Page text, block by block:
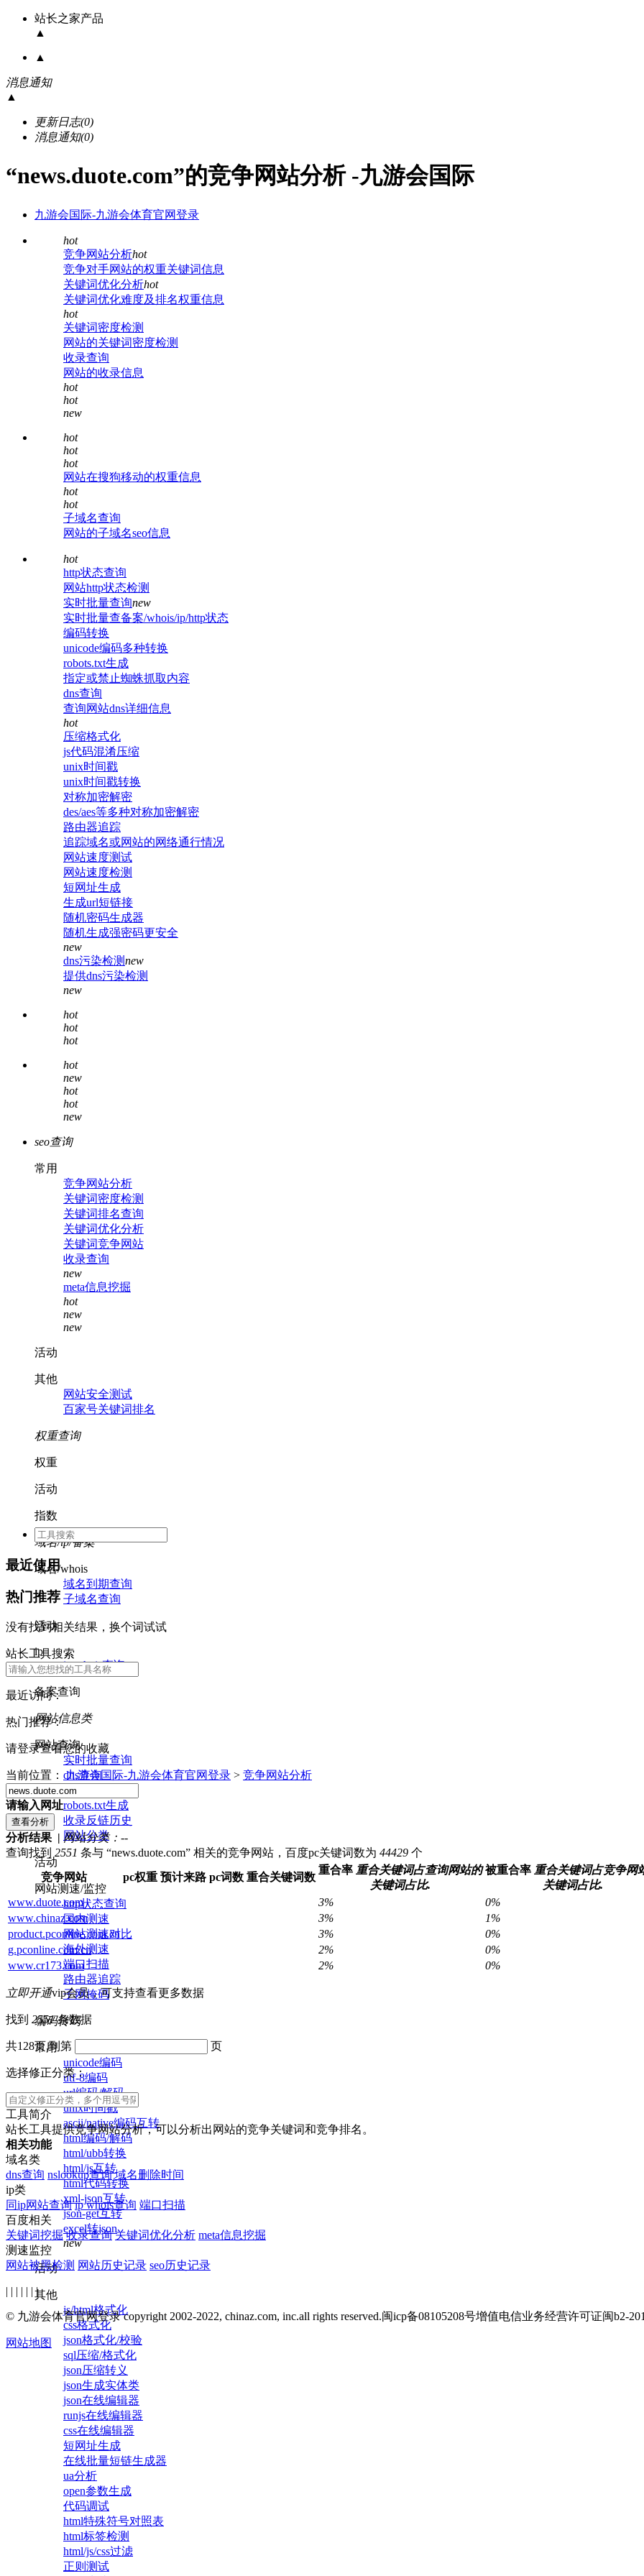
站长之家产品
▲
▲
消息通知
▲
更新日志(0)
消息通知(0)
“news.duote.com”的竞争网站分析 -九游会国际
九游会国际-九游会体育官网登录
hot
竞争网站分析hot
竞争对手网站的权重关键词信息
关键词优化分析hot
关键词优化难度及排名权重信息
hot
关键词密度检测
网站的关键词密度检测
收录查询
网站的收录信息
hot
hot
new
hot
hot
hot
网站在搜狗移动的权重信息
hot
hot
子域名查询
网站的子域名seo信息
hot
http状态查询
网站http状态检测
实时批量查询new
实时批量查备案/whois/ip/http状态
编码转换
unicode编码多种转换
robots.txt生成
指定或禁止蜘蛛抓取内容
dns查询
查询网站dns详细信息
hot
压缩格式化
js代码混淆压缩
unix时间戳
unix时间戳转换
对称加密解密
des/aes等多种对称加密解密
路由器追踪
追踪域名或网站的网络通行情况
网站速度测试
网站速度检测
短网址生成
生成url短链接
随机密码生成器
随机生成强密码更安全
new
dns污染检测new
提供dns污染检测
new
hot
hot
hot
hot
new
hot
hot
new
seo查询
常用
竞争网站分析
关键词密度检测
关键词排名查询
关键词优化分析
关键词竞争网站
收录查询
new
meta信息挖掘
hot
new
new
活动
其他
网站安全测试
百家号关键词排名
权重查询
权重
活动
指数
域名/ip/备案
域名/whois
域名到期查询
子域名查询
活动
ip
ip whois查询
备案查询
网站信息类
网站查询
实时批量查询
dns查询
nslookup查询
robots.txt生成
收录反链历史
网站分类
活动
网站测速/监控
http状态查询
国内测速
网站测速对比
海外测速
端口扫描
路由器追踪
子网掩码
编码转码
常用
unicode编码
utf-8编码
url编码/解码
unix时间戳
ascii/native编码互转
html编码/解码
html/ubb转换
html/js互转
html代码转换
xml-json互转
json-get互转
excel转json
new
活动
其他
js/html格式化
css格式化
json格式化/校验
sql压缩/格式化
json压缩转义
json生成实体类
json在线编辑器
runjs在线编辑器
css在线编辑器
短网址生成
在线批量短链生成器
ua分析
open参数生成
代码调试
html特殊符号对照表
html标签检测
html/js/css过滤
正则测试
最近使用
热门推荐
没有找到相关结果，换个词试试
站长工具搜索
最近访问：
热门推荐：
请登录查看您的收藏
当前位置：九游会国际-九游会体育官网登录 > 竞争网站分析
请输入网址
分析结果 | 网站分类： --
查询找到 2551 条与 “news.duote.com” 相关的竞争网站，百度pc关键词数为 44429 个
竞争网站
pc权重 预计来路 pc词数 重合关键词数
重合率 重合关键词占查询网站的
关键词占比.
被重合率 重合关键词占竞争网
关键词占比.
www.duote.com
3%
0%
www.chinaz.com
3%
1%
product.pconline.com.cn
3%
0%
g.pconline.com.cn
2%
0%
www.cr173.com
2% 0%
立即开通vip会员，可支持查看更多数据
找到 2551条数据
共128页,到第 页
选择修正分类：
工具简介
站长工具提供竞争网站分析，可以分析出网站的竞争关键词和竞争排名。
相关功能
域名类
dns查询 nslookup查询 域名删除时间
ip类
同ip网站查询 ip whois查询 端口扫描
百度相关
关键词挖掘 收录查询 关键词优化分析 meta信息挖掘
测速监控
网站被黑检测 网站历史记录 seo历史记录
| | | | | | |
© 九游会体育官网登录 copyright 2002-2022, chinaz.com, inc.all rights reserved.闽icp备08105208号增值电信业务经营许可证闽b2-
网站地图